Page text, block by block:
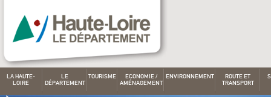
LA HAUTE-
LOIRE
LE
DÉPARTEMENT
TOURISME
ECONOMIE /
AMÉNAGEMENT
ENVIRONNEMENT
ROUTE ET
TRANSPORT